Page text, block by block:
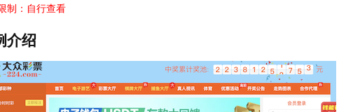
制：自行查看
介绍